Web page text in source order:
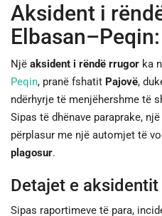
SHENDETI
Aksident i
Një aksident i rëndë rrugor ka
Peqin, pranë fshatit Pajovë,
ndërhyrje të menjëhershme të
Sipas të dhënave paraprake, një
përplasur me një automjet të
plagosur.
Detajet e aksidentit
Sipas raportimeve të para,